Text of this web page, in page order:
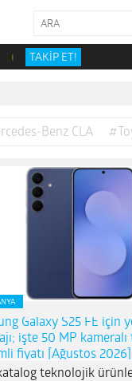
TAKİP ET!
Benz CLA
Galaxy S25 FE için
işte 50 MP
fiyatı [Ağustos 2026]
teknolojik